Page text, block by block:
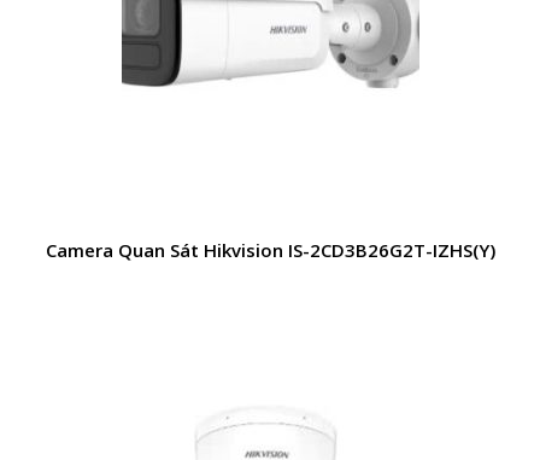
Camera Quan Sát Hikvision IS-2CD3B26G2T-IZHS(Y)